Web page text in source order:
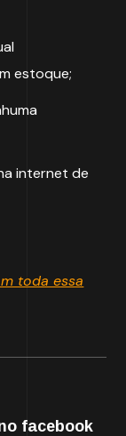
estoque;
internet de
toda essa
facebook